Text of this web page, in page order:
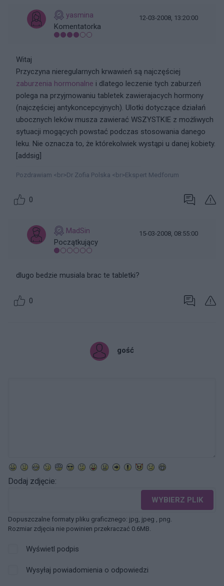
yasmina
Komentatorka
12-03-2008, 13:20:00
Witaj
Przyczyna nieregularnych krwawień są najczęściej
zaburzenia hormonalne i dlatego leczenie tych zaburzeń
polega na przyjmowaniu tabletek zawierajacych hormony
(najczęściej antykoncepcyjnych). Ulotki dotyczące działań
ubocznych leków musza zawierać WSZYSTKIE z możliwych
sytuacji mogących powstać podczas stosowania danego
leku. Nie oznacza to, że którekolwiek wystąpi u danej kobiety.
[addsig]
Pozdrawiam <br>Dr Zofia Polska <br>Ekspert Medforum
0
MadSin
Początkujący
15-03-2008, 08:55:00
dlugo bedzie musiala brac te tabletki?
0
gość
Dodaj zdjęcie:
WYBIERZ PLIK
Dopuszczalne formaty pliku graficznego: jpg, jpeg , png.
Rozmiar zdjęcia nie powinien przekraczać 0.6MB.
Wyświetl podpis
Wysyłaj powiadomienia o odpowiedzi